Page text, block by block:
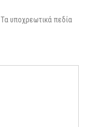
Τα υποχρεωτικά πεδία